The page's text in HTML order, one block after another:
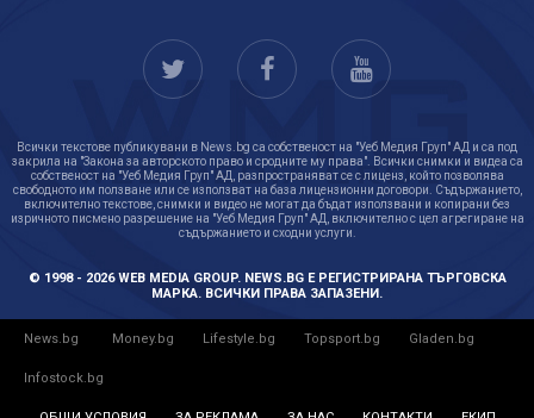
Всички текстове публикувани в News.bg са собственост на "Уеб Медия Груп" АД и са под
закрила на "Закона за авторското право и сродните му права". Всички снимки и видеа са
собственост на "Уеб Медия Груп" АД, разпространяват се с лиценз, който позволява
свободното им ползване или се използват на база лицензионни договори. Съдържанието,
включително текстове, снимки и видео не могат да бъдат използвани и копирани без
изричното писмено разрешение на "Уеб Медия Груп" АД, включително с цел агрегиране на
съдържанието и сходни услуги.
© 1998 - 2026 WEB MEDIA GROUP. NEWS.BG Е РЕГИСТРИРАНА ТЪРГОВСКА
МАРКА. ВСИЧКИ ПРАВА ЗАПАЗЕНИ.
News.bg Money.bg Lifestyle.bg Topsport.bg Gladen.bg
Infostock.bg